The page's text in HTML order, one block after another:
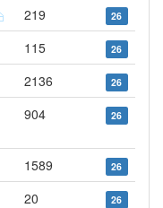
219 26
115 26
2136 26
904 26
1589 26
20 26